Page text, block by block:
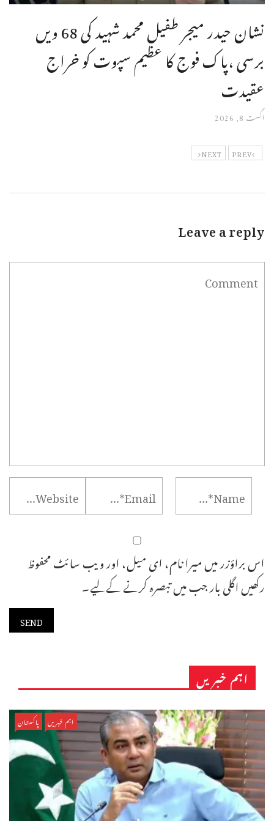
نشان حیدر میجر طفیل محمد شہید کی 68 ویں
برسی ،پاک فوج کا عظیم سپوت کو خراج
عقیدت
اگست 8, 2026
PREV
NEXT
Leave a reply
اس براؤزر میں میرا نام، ای میل، اور ویب سائٹ محفوظ
رکھیں اگلی بار جب میں تبصرہ کرنے کےلیے۔
اہم خبریں
اہم خبریں پاکستان